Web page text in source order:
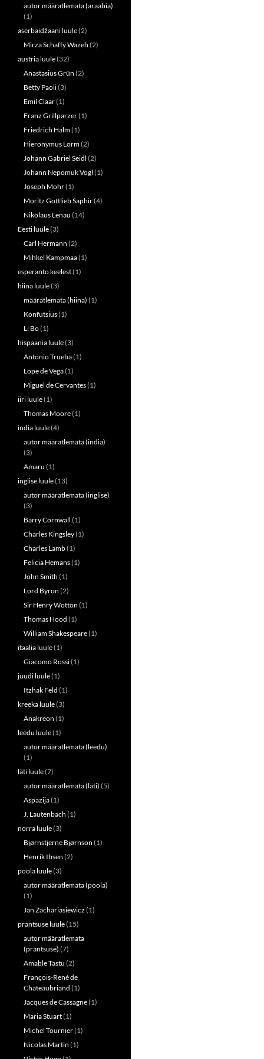
autor määratlemata (araabia)
(1)
aserbaidžaani luule(2)
Mirza Schaffy Wazeh (2)
austria luule(32)
Anastasius Grün (2)
Betty Paoli(3)
Emil Claar(1)
Franz Grillparzer(1)
Friedrich Halm(1)
Hieronymus Lorm(2)
Johann Gabriel Seidl (2)
Johann Nepomuk Vogl (1)
Joseph Mohr(1)
Moritz Gottlieb Saphir(4)
Nikolaus Lenau (14)
Eesti luule(3)
Carl Hermann (2)
Mihkel Kampmaa(1)
esperanto keelest(1)
hiina luule(3)
määratlemata (hiina) (1)
Konfutsius(1)
Li Bo(1)
hispaania luule(3)
Antonio Trueba(1)
Lope de Vega(1)
Miguel de Cervantes(1)
iiri luule(1)
Thomas Moore(1)
india luule(4)
autor määratlemata (india)
(3)
Amaru (1)
inglise luule(13)
autor määratlemata (inglise)
(3)
Barry Cornwall (1)
Charles Kingsley(1)
Charles Lamb(1)
Felicia Hemans(1)
John Smith (1)
Lord Byron (2)
Sir Henry Wotton (1)
Thomas Hood (1)
William Shakespeare(1)
itaalia luule(1)
Giacomo Rossi(1)
juudi luule(1)
Itzhak Feld (1)
kreeka luule(3)
Anakreon (1)
leedu luule(1)
autor määratlemata (leedu)
(1)
läti luule(7)
autor määratlemata (läti) (5)
Aspazija(1)
J. Lautenbach (1)
norra luule(3)
Bjørnstjerne Bjørnson (1)
Henrik Ibsen (2)
poola luule(3)
autor määratlemata (poola)
(1)
Jan Zachariasiewicz (1)
prantsuse luule(15)
autor määratlemata
(prantsuse) (7)
Amable Tastu (2)
François-René de
Chateaubriand (1)
Jacques de Cassagne(1)
Maria Stuart(1)
Michel Tournier(1)
Nicolas Martin (1)